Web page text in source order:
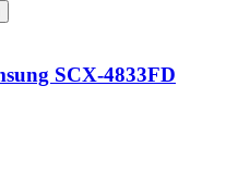
SCX-4833FD